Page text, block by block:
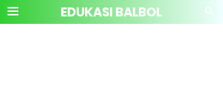
EDUKASI BALBOL